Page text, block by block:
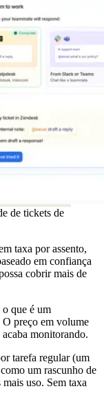
de tickets de
taxa por assento,
em confiança
cobrir mais de
que é um
preço em volume
monitorando.
tarefa regular (um
um rascunho de
uso. Sem taxa